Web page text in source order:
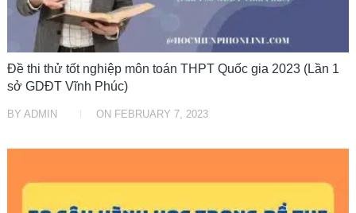
Đề thi thử tốt nghiệp môn toán THPT Quốc gia 2023 (Lần 1
sở GDĐT Vĩnh Phúc)
BY ADMIN ON FEBRUARY 7, 2023